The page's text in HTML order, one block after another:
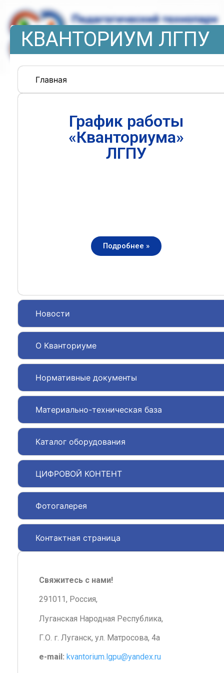
КВАНТОРИУМ ЛГПУ
Главная
Новости
О Кванториуме
Нормативные документы
Материально-техническая база
Каталог оборудования
ЦИФРОВОЙ КОНТЕНТ
Фотогалерея
Контактная страница
График работы
«Кванториума»
ЛГПУ
Подробнее »
Свяжитесь с нами!
291011, Россия,
Луганская Народная Республика,
Г.О. г. Луганск, ул. Матросова, 4а
e-mail: kvantorium.lgpu@yandex.ru